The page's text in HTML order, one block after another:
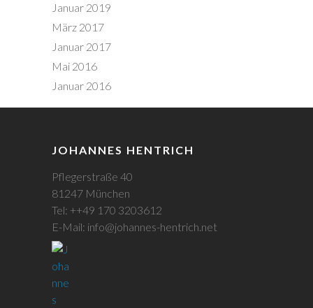
Januar 2019
März 2017
Januar 2017
Mai 2016
Januar 2016
JOHANNES HENTRICH
Pflegerstraße 40
81247 München
Tel: ++49 170 3203612
E-Mail: info@johannes-hentrich.net